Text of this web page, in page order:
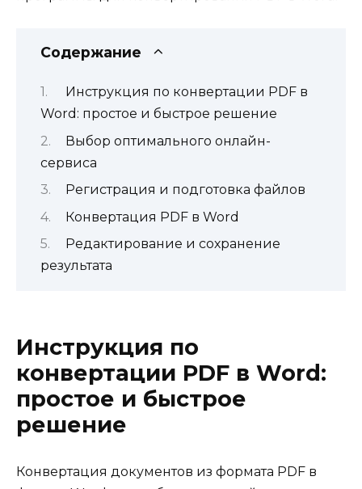
Содержание
Инструкция по конвертации PDF в
Word: простое и быстрое решение
Выбор оптимального онлайн-
сервиса
Регистрация и подготовка файлов
Конвертация PDF в Word
Редактирование и сохранение
результата
Инструкция по
конвертации PDF в Word:
простое и быстрое
решение
Конвертация документов из формата PDF в